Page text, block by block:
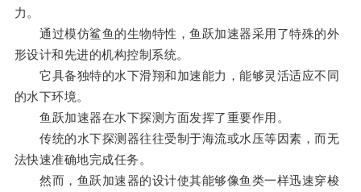
力。
通过模仿鲨鱼的生物特性，鱼跃加速器采用了特殊的外
形设计和先进的机构控制系统。
它具备独特的水下滑翔和加速能力，能够灵活适应不同
的水下环境。
鱼跃加速器在水下探测方面发挥了重要作用。
传统的水下探测器往往受制于海流或水压等因素，而无
法快速准确地完成任务。
然而，鱼跃加速器的设计使其能够像鱼类一样迅速穿梭